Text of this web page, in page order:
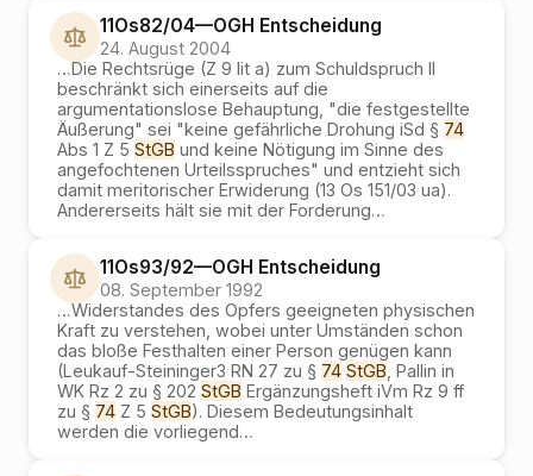
11Os82/04—OGH Entscheidung
24. August 2004
…Die Rechtsrüge (Z 9 lit a) zum Schuldspruch II
beschränkt sich einerseits auf die
argumentationslose Behauptung, "die festgestellte
Äußerung" sei "keine gefährliche Drohung iSd § 74
Abs 1 Z 5 StGB und keine Nötigung im Sinne des
angefochtenen Urteilsspruches" und entzieht sich
damit meritorischer Erwiderung (13 Os 151/03 ua).
Andererseits hält sie mit der Forderung…
11Os93/92—OGH Entscheidung
08. September 1992
…Widerstandes des Opfers geeigneten physischen
Kraft zu verstehen, wobei unter Umständen schon
das bloße Festhalten einer Person genügen kann
(Leukauf-Steininger3 RN 27 zu § 74 StGB , Pallin in
WK Rz 2 zu § 202 StGB Ergänzungsheft iVm Rz 9 ff
zu § 74 Z 5 StGB). Diesem Bedeutungsinhalt
werden die vorliegend…